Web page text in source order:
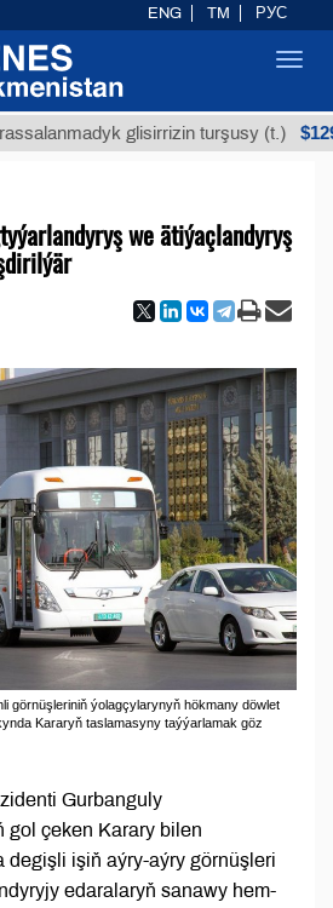
glisirrizin turşusy (t.) $12935,18
we ätiýaçlandyryş
görnüşleriniň ýolagçylarynyň hökmany döwlet
Kararyň taslamasyny taýýarlamak göz
Gurbanguly
gol çeken Karary bilen
degişli işiň aýry-aýry görnüşleri
edaralaryň sanawy hem-
ENG TM РУС